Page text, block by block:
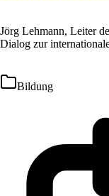
Jörg Lehmann, Leiter
Dialog zur
Bildung